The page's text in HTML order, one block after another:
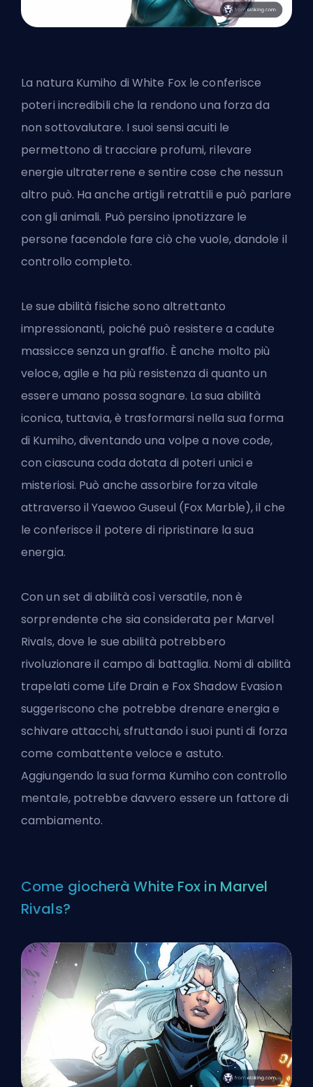
La natura Kumiho di White Fox le conferisce
poteri incredibili che la rendono una forza da
non sottovalutare. I suoi sensi acuiti le
permettono di tracciare profumi, rilevare
energie ultraterrene e sentire cose che nessun
altro può. Ha anche artigli retrattili e può parlare
con gli animali. Può persino ipnotizzare le
persone facendole fare ciò che vuole, dandole il
controllo completo.
Le sue abilità fisiche sono altrettanto
impressionanti, poiché può resistere a cadute
massicce senza un graffio. È anche molto più
veloce, agile e ha più resistenza di quanto un
essere umano possa sognare. La sua abilità
iconica, tuttavia, è trasformarsi nella sua forma
di Kumiho, diventando una volpe a nove code,
con ciascuna coda dotata di poteri unici e
misteriosi. Può anche assorbire forza vitale
attraverso il Yaewoo Guseul (Fox Marble), il che
le conferisce il potere di ripristinare la sua
energia.
Con un set di abilità così versatile, non è
sorprendente che sia considerata per Marvel
Rivals, dove le sue abilità potrebbero
rivoluzionare il campo di battaglia. Nomi di abilità
trapelati come Life Drain e Fox Shadow Evasion
suggeriscono che potrebbe drenare energia e
schivare attacchi, sfruttando i suoi punti di forza
come combattente veloce e astuto.
Aggiungendo la sua forma Kumiho con controllo
mentale, potrebbe davvero essere un fattore di
cambiamento.
Come giocherà White Fox in Marvel
Rivals?